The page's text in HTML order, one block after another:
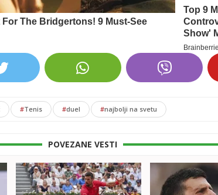
#Tenis #duel #najbolji na svetu
POVEZANE VESTI